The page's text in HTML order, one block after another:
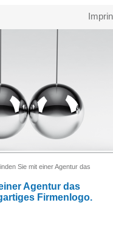
Sie mit einer Agentur das
Agentur das
Firmenlogo.